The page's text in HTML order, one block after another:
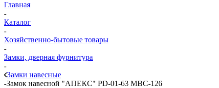
Главная
-
Каталог
-
Хозяйственно-бытовые товары
-
Замки, дверная фурнитура
-
Замки навесные
-Замок навесной "АПЕКС" PD-01-63 МВС-126